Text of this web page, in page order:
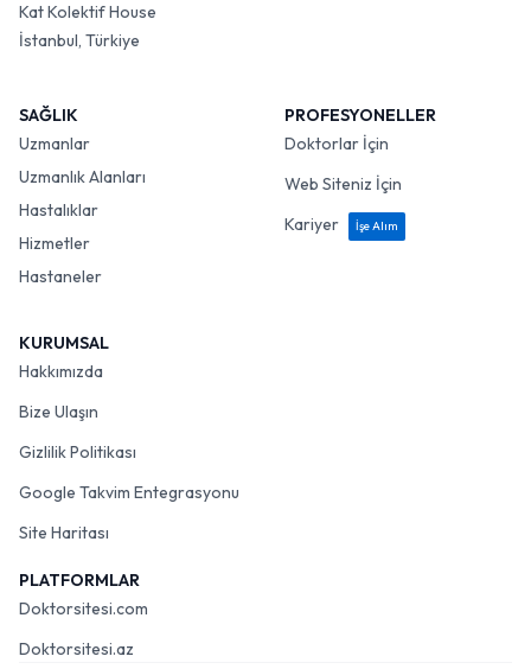
Kat Kolektif House
İstanbul, Türkiye
SAĞLIK
Uzmanlar
Uzmanlık Alanları
Hastalıklar
Hizmetler
Hastaneler
PROFESYONELLER
Doktorlar İçin
Web Siteniz İçin
Kariyer
İşe Alım
KURUMSAL
Hakkımızda
Bize Ulaşın
Gizlilik Politikası
Google Takvim Entegrasyonu
Site Haritası
PLATFORMLAR
Doktorsitesi.com
Doktorsitesi.az